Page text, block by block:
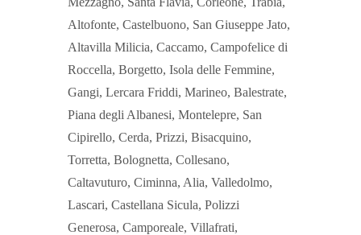
Altofonte, Castelbuono, San Giuseppe Jato,
Altavilla Milicia, Caccamo, Campofelice di
Roccella, Borgetto, Isola delle Femmine,
Gangi, Lercara Friddi, Marineo, Balestrate,
Piana degli Albanesi, Montelepre, San
Cipirello, Cerda, Prizzi, Bisacquino,
Torretta, Bolognetta, Collesano,
Caltavuturo, Ciminna, Alia, Valledolmo,
Lascari, Castellana Sicula, Polizzi
Generosa, Camporeale, Villafrati,